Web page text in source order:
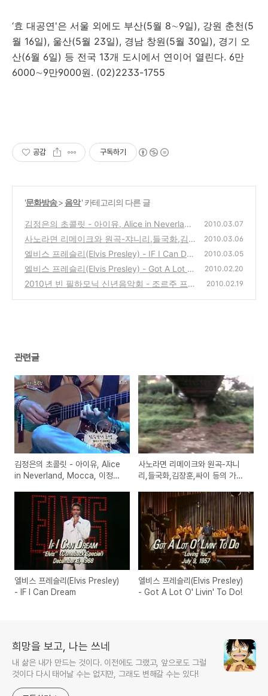
‘효 대공연'은 서울 외에도 부산(5월 8∼9일), 강원 춘천(5
월 16일), 울산(5월 23일), 경남 창원(5월 30일), 경기 오
산(6월 6일) 등 전국 13개 도시에서 연이어 열린다. 6만
6000∼9만9000원. (02)2233-1755
공감 구독하기
'문화방송> 음악' 카테고리의 다른 글
김정은의 초콜릿 - 아이유, Alice in Neverlan
d, Mocca, 이정현, 박한별
(0)
2010.03.07
사노라면 리메이크와 원곡-쟈니리,들국화,김
장훈,싸이 등의 가수의 노래
(0)
2010.03.06
엘비스 프레슬리(Elvis Presley) - IF I Can Dre
am
(0)
2010.03.05
엘비스 프레슬리(Elvis Presley) - Got A Lot O'
Livin' To Do!
(0)
2010.02.20
2010년 빈 필하모닉 신년음악회 - 조르주 프
2010.02.19
관련글
김정은의 초콜릿 - 아이유, Alice
in Neverland, Mocca, 이정현,
사노라면 리메이크와 원곡-쟈니
리,들국화,김장훈,싸이 등의 가수
엘비스 프레슬리(Elvis Presley)
- IF I Can Dream
엘비스 프레슬리(Elvis Presley)
- Got A Lot O' Livin' To Do!
희망을 보고, 나는 쓰네
내 삶은 내가 만드는 것이다. 이전에도 그랬고, 앞으로도 그럴
것이다 다시 태어날 수는 없지만, 그래도 변해갈 수는 있다!